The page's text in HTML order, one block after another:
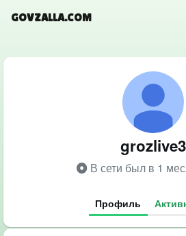
GOVZALLA.COM
grozlive3
В сети был в 1
Профиль